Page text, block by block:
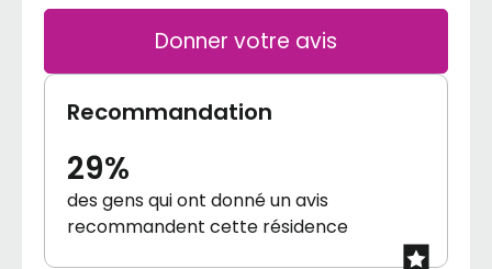
Donner votre avis
Recommandation
29%
des gens qui ont donné un avis
recommandent cette résidence